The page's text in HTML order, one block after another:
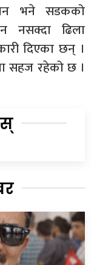
भने सडकको
नसक्दा ढिला
दिएका छन् ।
सहज रहेको छ ।